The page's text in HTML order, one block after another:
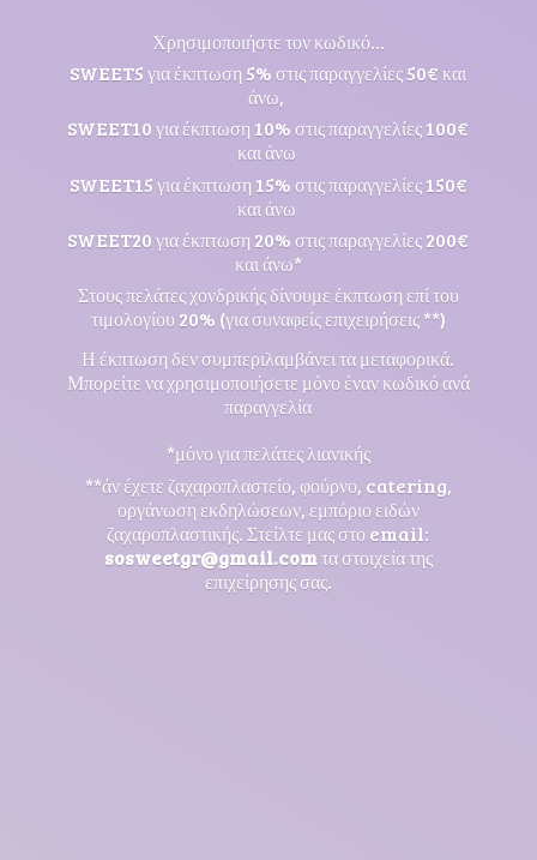
Χρησιμοποιήστε τον κωδικό...
SWEET5 για έκπτωση 5% στις παραγγελίες 50€ και
άνω,
SWEET10 για έκπτωση 10% στις παραγγελίες 100€
και άνω
SWEET15 για έκπτωση 15% στις παραγγελίες 150€
και άνω
SWEET20 για έκπτωση 20% στις παραγγελίες 200€
και άνω*
Στους πελάτες χονδρικής δίνουμε έκπτωση επί του
τιμολογίου 20% (για συναφείς επιχειρήσεις **)
Η έκπτωση δεν συμπεριλαμβάνει τα μεταφορικά.
Μπορείτε να χρησιμοποιήσετε μόνο έναν κωδικό ανά
παραγγελία
*μόνο για πελάτες λιανικής
**άν έχετε ζαχαροπλαστείο, φούρνο, catering,
οργάνωση εκδηλώσεων, εμπόριο ειδών
ζαχαροπλαστικής. Στείλτε μας στο email:
sosweetgr@gmail.comτα στοιχεία της
επιχείρησης σας.